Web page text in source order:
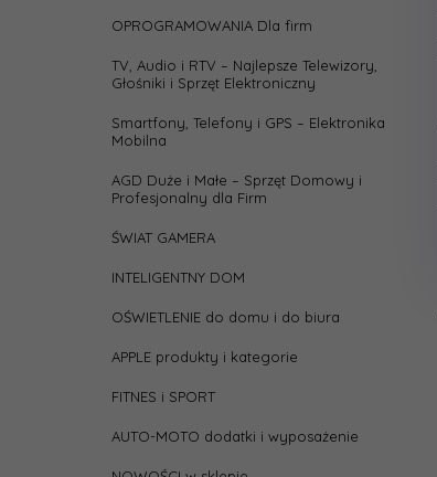
OPROGRAMOWANIA Dla firm
TV, Audio i RTV – Najlepsze Telewizory,
Głośniki i Sprzęt Elektroniczny
Smartfony, Telefony i GPS – Elektronika
Mobilna
AGD Duże i Małe – Sprzęt Domowy i
Profesjonalny dla Firm
ŚWIAT GAMERA
INTELIGENTNY DOM
OŚWIETLENIE do domu i do biura
APPLE produkty i kategorie
FITNES i SPORT
AUTO-MOTO dodatki i wyposażenie